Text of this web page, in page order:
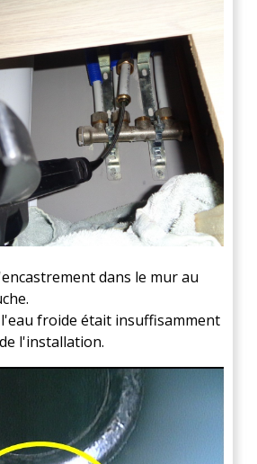
dans le mur au
froide était insuffisamment
l'installation.